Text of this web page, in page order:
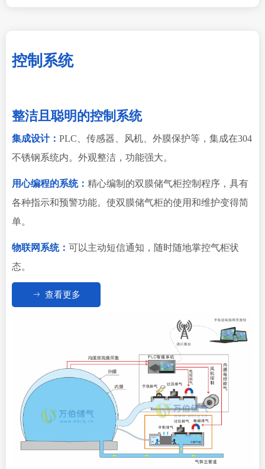
控制系统
整洁且聪明的控制系统
集成设计： PLC、传感器、风机、外膜保护等，集成在304
不锈钢系统内。外观整洁，功能强大。
用心编程的系统： 精心编制的双膜储气柜控制程序，具有
各种指示和预警功能。使双膜储气柜的使用和维护变得简
单。
物联网系统： 可以主动短信通知，随时随地掌控气柜状
态。
ꁹ 查看更多